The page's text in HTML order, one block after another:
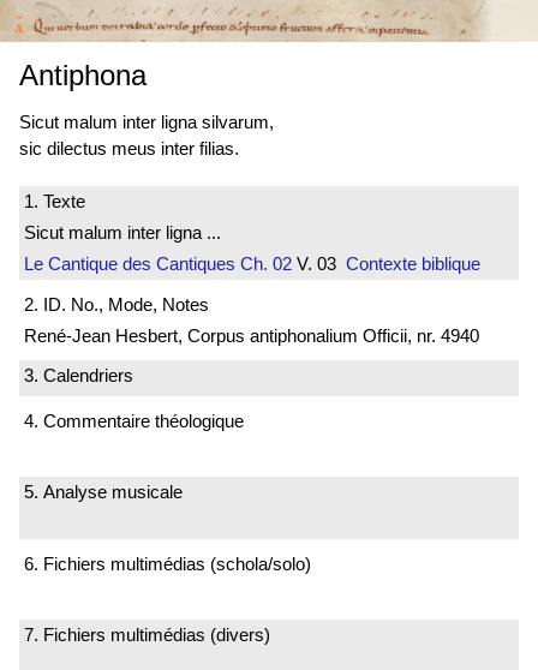
Antiphona
Sicut malum inter ligna silvarum,
sic dilectus meus inter filias.
1. Texte
Sicut malum inter ligna ...
Le Cantique des Cantiques Ch. 02 V. 03 Contexte biblique
2. ID. No., Mode, Notes
René-Jean Hesbert, Corpus antiphonalium Officii, nr. 4940
3. Calendriers
4. Commentaire théologique
5. Analyse musicale
6. Fichiers multimédias (schola/solo)
7. Fichiers multimédias (divers)